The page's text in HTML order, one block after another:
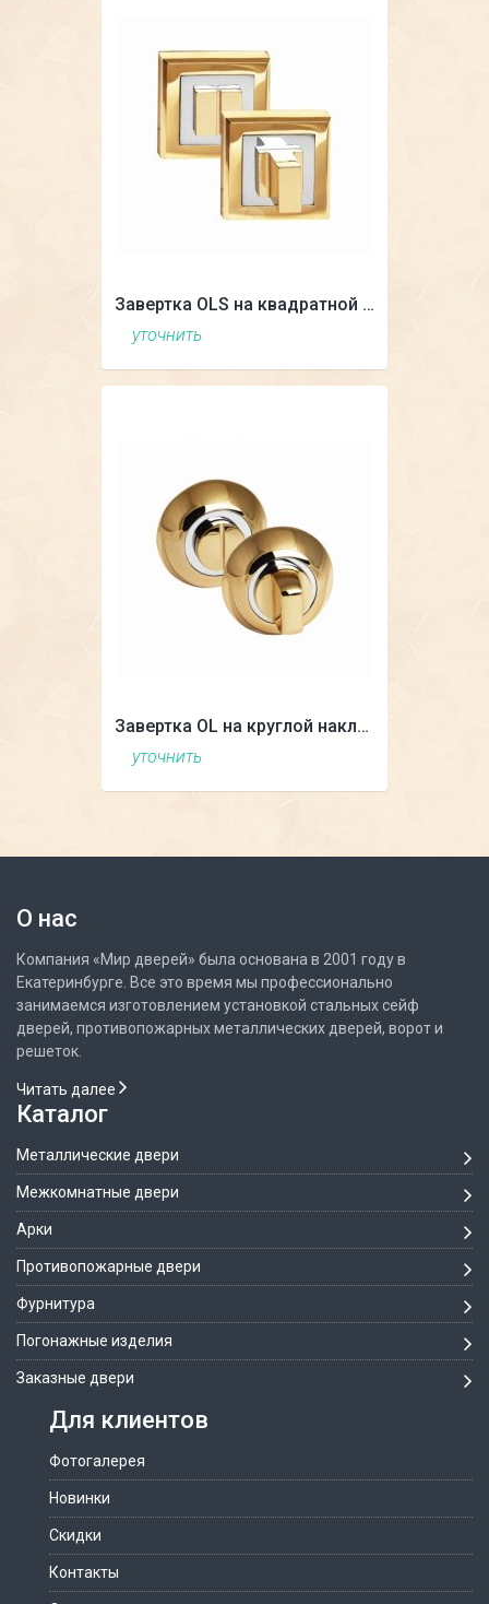
Завертка OLS на квадратной накладке
уточнить
Завертка OL на круглой накладке
уточнить
О нас
Компания «Мир дверей» была основана в 2001 году в
Екатеринбурге. Все это время мы профессионально
занимаемся изготовлением установкой стальных сейф
дверей, противопожарных металлических дверей, ворот и
решеток.
Читать далее
Каталог
Металлические двери
Межкомнатные двери
Арки
Противопожарные двери
Фурнитура
Погонажные изделия
Заказные двери
Для клиентов
Фотогалерея
Новинки
Скидки
Контакты